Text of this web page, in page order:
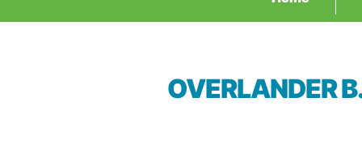
OVERLANDER